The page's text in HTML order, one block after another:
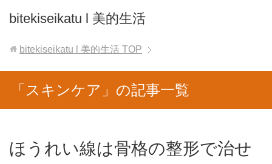
bitekiseikatu l 美的生活
bitekiseikatu l 美的生活 TOP
「スキンケア」の記事一覧
ほうれい線は骨格の整形で治せ